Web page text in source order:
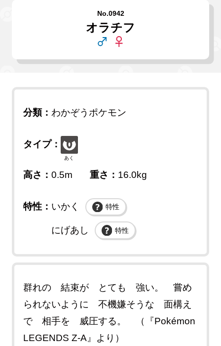
No.0942
オラチフ
分類： わかぞうポケモン
タイプ：
あく
高さ： 0.5m 重さ： 16.0kg
特性： いかく 特性
にげあし 特性
群れの 結束が とても 強い。 嘗め
られないように 不機嫌そうな 面構え
で 相手を 威圧する。 （『Pokémon
LEGENDS Z-A』より）